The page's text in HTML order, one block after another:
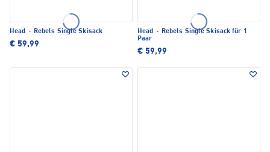
Head · Rebels Single Skisack
€ 59,99
Head · Rebels Single Skisack für 1
Paar
€ 59,99